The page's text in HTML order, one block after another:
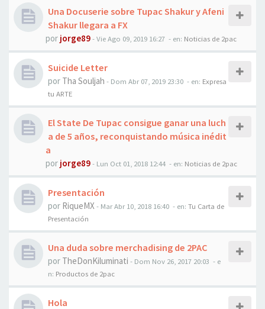
Una Docuserie sobre Tupac Shakur y Afeni
Shakur llegara a FX
por jorge89-Vie Ago 09, 2019 16:27 - en: Noticias de 2pac
Suicide Letter
por Tha Souljah - Dom Abr 07, 2019 23:30 - en: Expresa
tu ARTE
El State De Tupac consigue ganar una luch
a de 5 años, reconquistando música inédit
a
por jorge89- Lun Oct 01, 2018 12:44 - en: Noticias de 2pac
Presentación
por RiqueMX- Mar Abr 10, 2018 16:40 - en: Tu Carta de
Presentación
Una duda sobre merchadising de 2PAC
por TheDonKiluminati - Dom Nov 26, 2017 20:03 - e
n: Productos de 2pac
Hola